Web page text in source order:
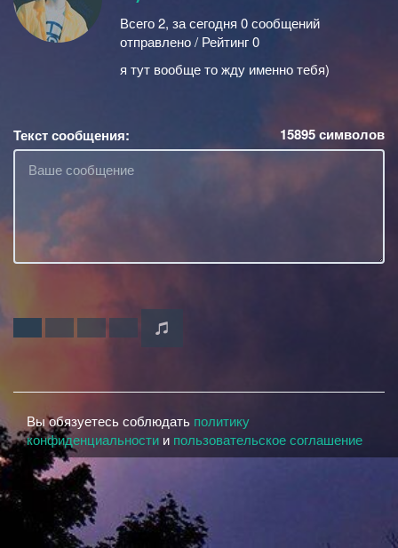
Всего 2, за сегодня 0 сообщений
отправлено / Рейтинг 0
я тут вообще то жду именно тебя)
Текст сообщения: 15895символов
Вы обязуетесь соблюдать политику
конфиденциальности и пользовательское соглашение